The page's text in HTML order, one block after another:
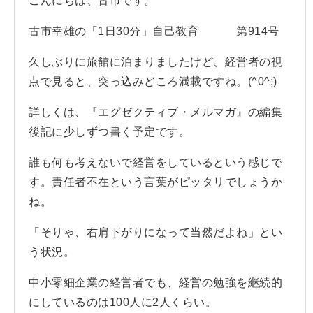
古市幸雄の「1日30分」自己教育 第914号
久しぶりに旅館に泊まりましたけど、経営者の視
点で見ると、突っ込みどころ満載ですね。(^0^;)
詳しくは、『エグゼクティブ・メルマガ』の編集
後記に少しずつ書く予定です。
誰も何も考えないで経営をしているという感じで
す。責任者不在という言葉がピッタリでしょうか
ね。
「そりゃ、右肩下がりになって当然だよね」とい
う状況。
中小零細企業の経営者でも、経営の勉強を継続的
にしているのは100人に2人くらい。